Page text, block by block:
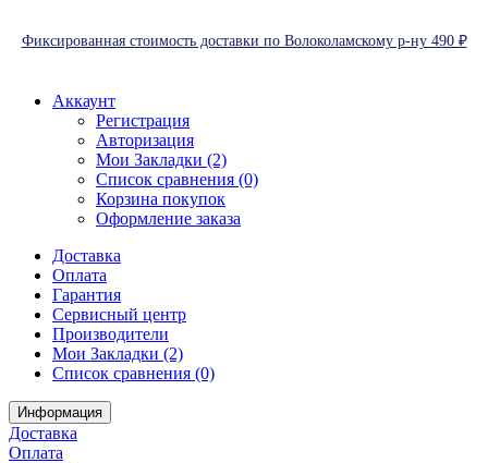
Фиксированная стоимость доставки по Волоколамскому р-ну 490 ₽
Аккаунт
Регистрация
Авторизация
Мои Закладки (2)
Список сравнения (0)
Корзина покупок
Оформление заказа
Доставка
Оплата
Гарантия
Сервисный центр
Производители
Мои Закладки (2)
Список сравнения (0)
Информация
Доставка
Оплата